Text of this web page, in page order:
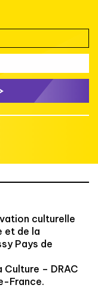
culturelle
et de la
Pays de
– DRAC
France.